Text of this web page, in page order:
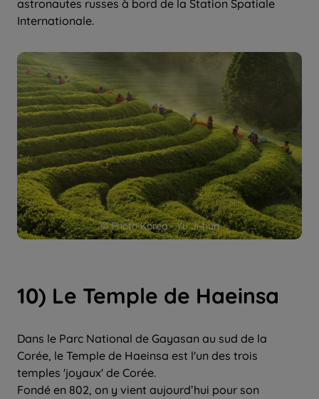
© Photo Korea - Yu Ji-hun
astronautes russes à bord de la Station Spatiale
Internationale.
10) Le Temple de Haeinsa
Dans le Parc National de Gayasan au sud de la
Corée, le Temple de Haeinsa est l'un des trois
temples 'joyaux' de Corée.
Fondé en 802, on y vient aujourd’hui pour son